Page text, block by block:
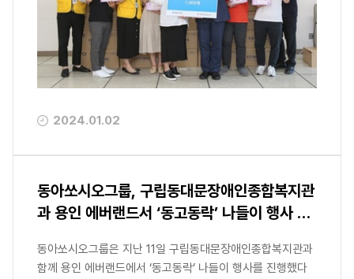
2024.01.02
동아쏘시오그룹, 구립동대문장애인종합복지관
과 용인 에버랜드서 ‘동고동락’ 나들이 행사 진
동아쏘시오그룹은 지난 11일 구립동대문장애인종합복지관과
함께 용인 에버랜드에서 ‘동고동락’ 나들이 행사를 진행했다